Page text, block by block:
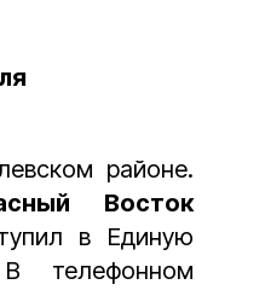
районе.
Восток
в Единую
телефонном